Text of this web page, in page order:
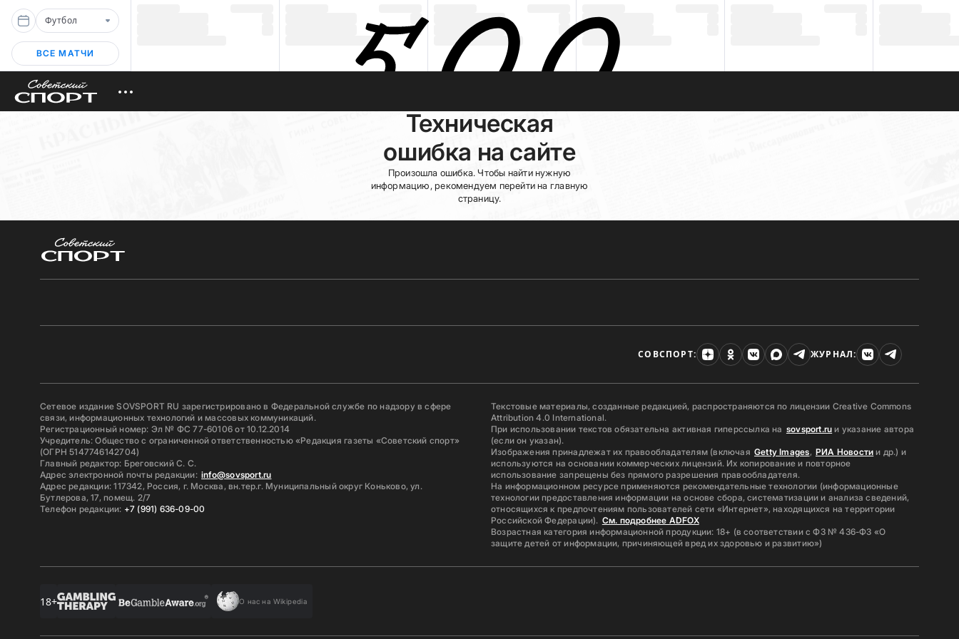
Футбол
ВСЕ МАТЧИ
Техническая
ошибка на сайте
Произошла ошибка. Чтобы найти нужную
информацию, рекомендуем перейти на главную
страницу.
СОВСПОРТ: ЖУРНАЛ:
Сетевое издание SOVSPORT RU зарегистрировано в Федеральной службе по надзору в сфере
связи, информационных технологий и массовых коммуникаций.
Регистрационный номер: Эл № ФС 77-60106 от 10.12.2014
Учредитель: Общество с ограниченной ответственностью «Редакция газеты «Советский спорт»
(ОГРН 5147746142704)
Главный редактор: Бреговский С. С.
Адрес электронной почты редакции: info@sovsport.ru
Адрес редакции: 117342, Россия, г. Москва, вн.тер.г. Муниципальный округ Коньково, ул.
Бутлерова, 17, помещ. 2/7
Телефон редакции: +7 (991) 636-09-00
Текстовые материалы, созданные редакцией, распространяются по лицензии Creative Commons
Attribution 4.0 International.
При использовании текстов обязательна активная гиперссылка на sovsport.ru и указание автора
(если он указан).
Изображения принадлежат их правообладателям (включая Getty Images, РИА Новости и др.) и
используются на основании коммерческих лицензий. Их копирование и повторное
использование запрещены без прямого разрешения правообладателя.
На информационном ресурсе применяются рекомендательные технологии (информационные
технологии предоставления информации на основе сбора, систематизации и анализа сведений,
относящихся к предпочтениям пользователей сети «Интернет», находящихся на территории
Российской Федерации). См. подробнее ADFOX
Возрастная категория информационной продукции: 18+ (в соответствии с ФЗ № 436-ФЗ «О
защите детей от информации, причиняющей вред их здоровью и развитию»)
18+ О нас на Wikipedia